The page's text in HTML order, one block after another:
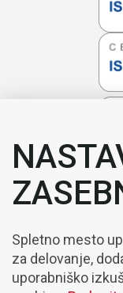
Spletno mesto
za delovanje,
uporabniško